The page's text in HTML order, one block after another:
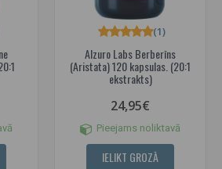
Alzuro Labs Berberīns
(Aristata) 120 kapsulas. (20:1
ekstrakts)
(1)
24,95€
Pieejams noliktavā
IELIKT GROZĀ